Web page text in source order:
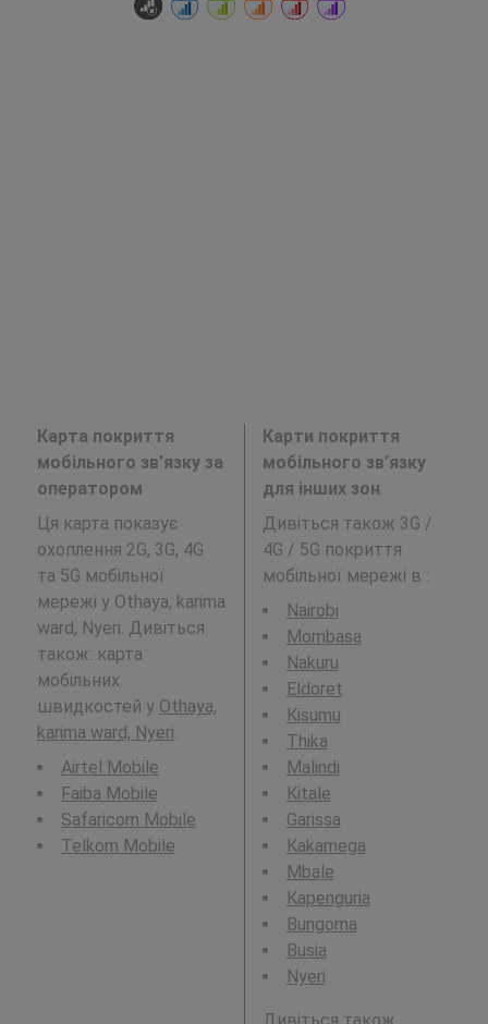
Карта покриття
мобільного зв’язку за
оператором
Ця карта показує
охоплення 2G, 3G, 4G
та 5G мобільної
мережі у Othaya, karima
ward, Nyeri. Дивіться
також: карта
мобільних
швидкостей у Othaya,
karima ward, Nyeri.
Airtel Mobile
Faiba Mobile
Safaricom Mobile
Telkom Mobile
Карти покриття
мобільного зв’язку
для інших зон
Дивіться також 3G /
4G / 5G покриття
мобільної мережі в :
Nairobi
Mombasa
Nakuru
Eldoret
Kisumu
Thika
Malindi
Kitale
Garissa
Kakamega
Mbale
Kapenguria
Bungoma
Busia
Nyeri